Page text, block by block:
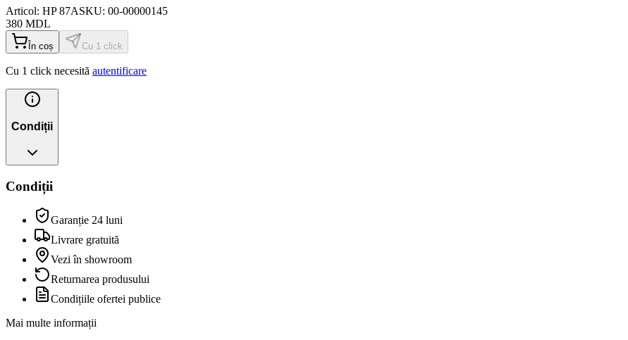
Articol: HP 87ASKU: 00-00000145
380 MDL
În coș Cu 1 click
Cu 1 click necesită autentificare
Condiții
Condiții
Garanție 24 luni
Livrare gratuită
Vezi în showroom
Returnarea produsului
Condițiile ofertei publice
Mai multe informații